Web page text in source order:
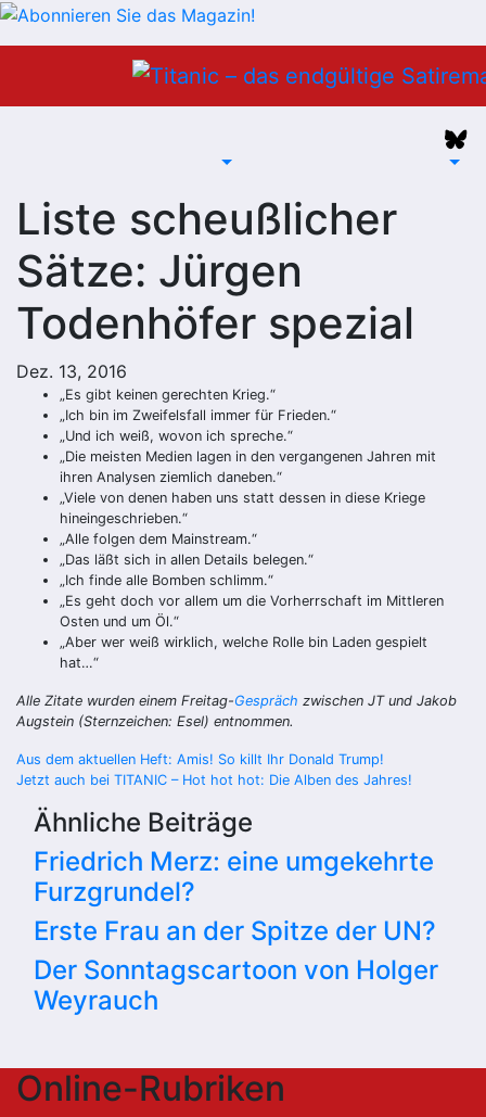
Liste scheußlicher
Sätze: Jürgen
Todenhöfer spezial
Dez. 13, 2016
„Es gibt keinen gerechten Krieg.“
„Ich bin im Zweifelsfall immer für Frieden.“
„Und ich weiß, wovon ich spreche.“
„Die meisten Medien lagen in den vergangenen Jahren mit
ihren Analysen ziemlich daneben.“
„Viele von denen haben uns statt dessen in diese Kriege
hineingeschrieben.“
„Alle folgen dem Mainstream.“
„Das läßt sich in allen Details belegen.“
„Ich finde alle Bomben schlimm.“
„Es geht doch vor allem um die Vorherrschaft im Mittleren
Osten und um Öl.“
„Aber wer weiß wirklich, welche Rolle bin Laden gespielt
hat…“
Alle Zitate wurden einem Freitag-Gespräch zwischen JT und Jakob
Augstein (Sternzeichen: Esel) entnommen.
Beitragsnavigation
Aus dem aktuellen Heft: Amis! So killt Ihr Donald Trump!
Jetzt auch bei TITANIC – Hot hot hot: Die Alben des Jahres!
Ähnliche Beiträge
Friedrich Merz: eine umgekehrte
Furzgrundel?
Erste Frau an der Spitze der UN?
Der Sonntagscartoon von Holger
Weyrauch
Online-Rubriken